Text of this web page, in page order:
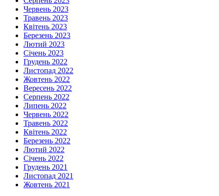
Червень 2023
Травень 2023
Квітень 2023
Березень 2023
Лютий 2023
Січень 2023
Грудень 2022
Листопад 2022
Жовтень 2022
Вересень 2022
Серпень 2022
Липень 2022
Червень 2022
Травень 2022
Квітень 2022
Березень 2022
Лютий 2022
Січень 2022
Грудень 2021
Листопад 2021
Жовтень 2021